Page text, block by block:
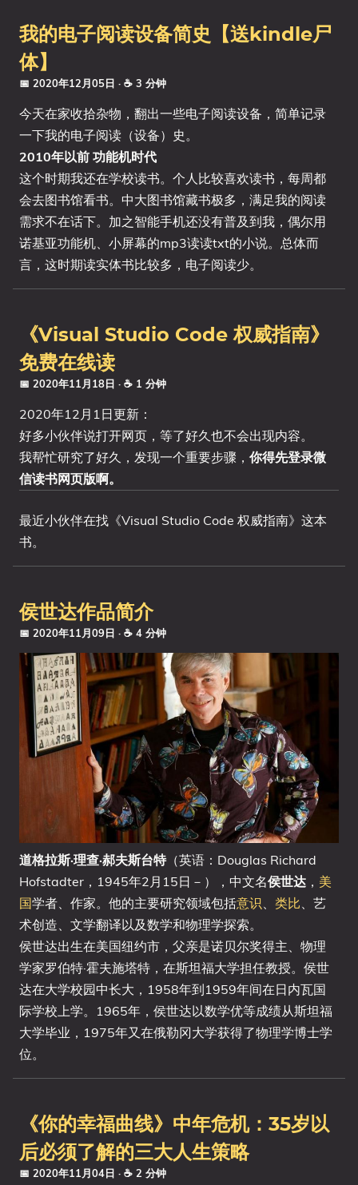
我的电子阅读设备简史【送kindle尸
体】
📅 2020年12月05日 · ☕ 3 分钟
今天在家收拾杂物，翻出一些电子阅读设备，简单记录
一下我的电子阅读（设备）史。
2010年以前 功能机时代
这个时期我还在学校读书。个人比较喜欢读书，每周都
会去图书馆看书。中大图书馆藏书极多，满足我的阅读
需求不在话下。加之智能手机还没有普及到我，偶尔用
诺基亚功能机、小屏幕的mp3读读txt的小说。总体而
言，这时期读实体书比较多，电子阅读少。
《Visual Studio Code 权威指南》
免费在线读
📅 2020年11月18日 · ☕ 1 分钟
2020年12月1日更新：
好多小伙伴说打开网页，等了好久也不会出现内容。
我帮忙研究了好久，发现一个重要步骤， 你得先登录微
信读书网页版啊。
最近小伙伴在找《Visual Studio Code 权威指南》这本
书。
侯世达作品简介
📅 2020年11月09日 · ☕ 4 分钟
道格拉斯·理查·郝夫斯台特（英语：Douglas Richard
Hofstadter，1945年2月15日－），中文名侯世达 ， 美
国学者、作家。他的主要研究领域包括意识、 类比、艺
术创造、文学翻译以及数学和物理学探索。
侯世达出生在美国纽约市，父亲是诺贝尔奖得主、物理
学家罗伯特·霍夫施塔特，在斯坦福大学担任教授。侯世
达在大学校园中长大，1958年到1959年间在日内瓦国
际学校上学。1965年，侯世达以数学优等成绩从斯坦福
大学毕业，1975年又在俄勒冈大学获得了物理学博士学
位。
《你的幸福曲线》中年危机：35岁以
后必须了解的三大人生策略
📅 2020年11月04日 · ☕ 2 分钟